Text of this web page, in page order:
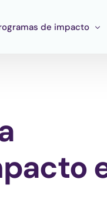
de impacto
da Prata